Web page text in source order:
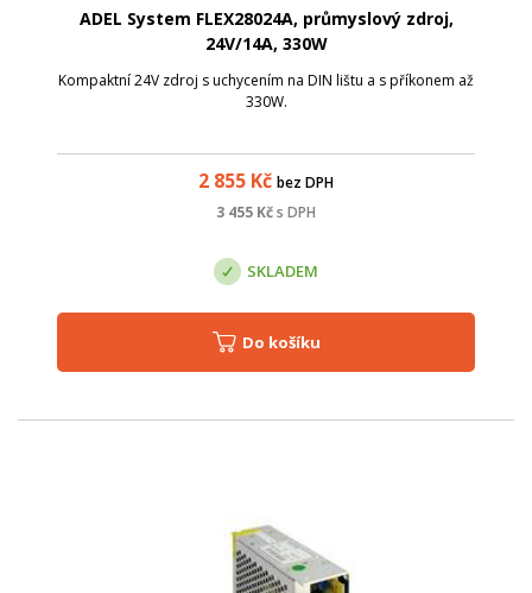
ADEL System FLEX28024A, průmyslový zdroj,
24V/14A, 330W
Kompaktní 24V zdroj s uchycením na DIN lištu a s příkonem až
330W.
2 855 Kč bez DPH
3 455 Kčs DPH
SKLADEM
Do košíku